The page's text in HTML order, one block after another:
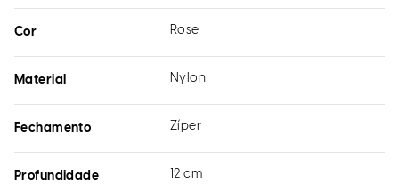
Cor Rose
Material Nylon
Fechamento Zíper
Profundidade 12 cm